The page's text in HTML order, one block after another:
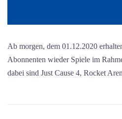
Ab morgen, dem 01.12.2020
Abonnenten wieder Spiele im
dabei sind Just Cause 4, Rocket